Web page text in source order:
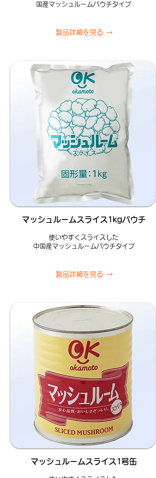
国産マッシュルームパウチタイプ
製品詳細を見る →
マッシュルームスライス1kgパウチ
使いやすくスライスした
中国産マッシュルームパウチタイプ
製品詳細を見る →
マッシュルームスライス1号缶